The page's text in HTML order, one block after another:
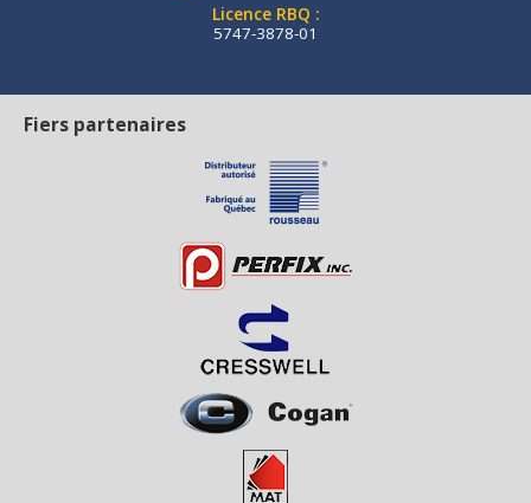
Licence RBQ :
5747-3878-01
Fiers partenaires